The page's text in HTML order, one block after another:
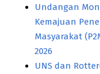
Undangan
Kemajuan
Masyarakat
2026
UNS dan